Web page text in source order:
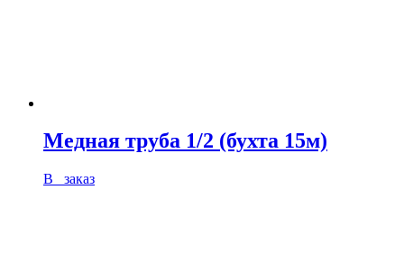
Медная труба 1/2 (бухта 15м)
В заказ